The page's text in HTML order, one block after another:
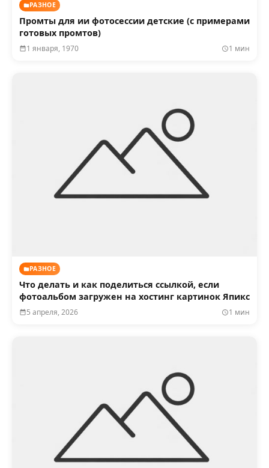
РАЗНОЕ
Промты для ии фотосессии детские (с примерами
готовых промтов)
1 января, 1970 1 мин
РАЗНОЕ
Что делать и как поделиться ссылкой, если
фотоальбом загружен на хостинг картинок Япикс
5 апреля, 2026 1 мин